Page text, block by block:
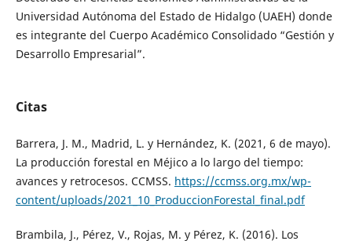
Universidad Autónoma del Estado de Hidalgo (UAEH) donde
es integrante del Cuerpo Académico Consolidado “Gestión y
Desarrollo Empresarial”.
Citas
Barrera, J. M., Madrid, L. y Hernández, K. (2021, 6 de mayo).
La producción forestal en Méjico a lo largo del tiempo:
avances y retrocesos. CCMSS. https://ccmss.org.mx/wp-
content/uploads/2021_10_ProduccionForestal_final.pdf
Brambila, J., Pérez, V., Rojas, M. y Pérez, K. (2016). Los